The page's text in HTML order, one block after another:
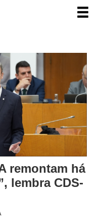
remontam há
lembra CDS-